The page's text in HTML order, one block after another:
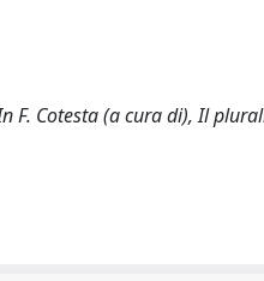
F. Cotesta (a cura di), Il